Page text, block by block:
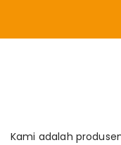
Kami adalah